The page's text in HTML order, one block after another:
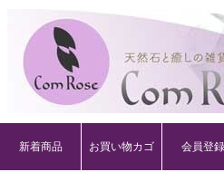
新着商品 お買い物カゴ 会員登録